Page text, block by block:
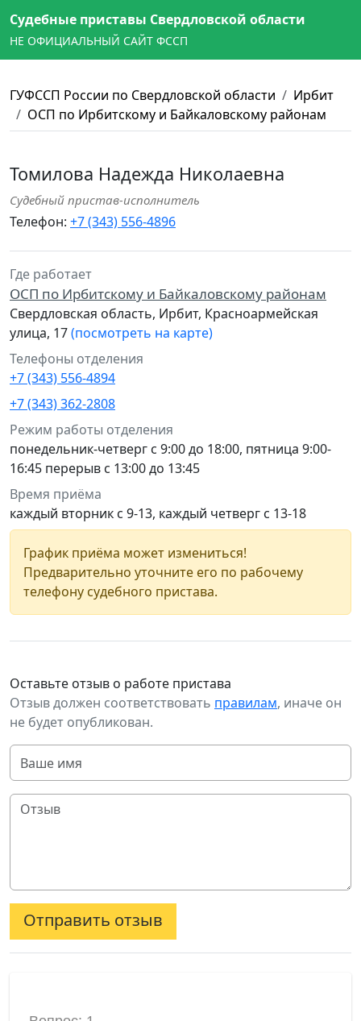
Судебные приставы Свердловской области
НЕ ОФИЦИАЛЬНЫЙ САЙТ ФССП
ГУФССП России по Свердловской области
Ирбит
ОСП по Ирбитскому и Байкаловскому районам
Томилова Надежда Николаевна
Судебный пристав-исполнитель
Телефон: +7 (343) 556-4896
Где работает
ОСП по Ирбитскому и Байкаловскому районам
Свердловская область, Ирбит, Красноармейская
улица, 17(посмотреть на карте)
Телефоны отделения
+7 (343) 556-4894
+7 (343) 362-2808
Режим работы отделения
понедельник-четверг с 9:00 до 18:00, пятница 9:00-
16:45 перерыв с 13:00 до 13:45
Время приёма
каждый вторник с 9-13, каждый четверг с 13-18
График приёма может измениться!
Предварительно уточните его по рабочему
телефону судебного пристава.
Оставьте отзыв о работе пристава
Отзыв должен соответствовать правилам, иначе он
не будет опубликован.
Отправить отзыв